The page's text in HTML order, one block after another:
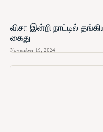
விசா இன்றி நாட்டில்
கைது
November 19, 2024